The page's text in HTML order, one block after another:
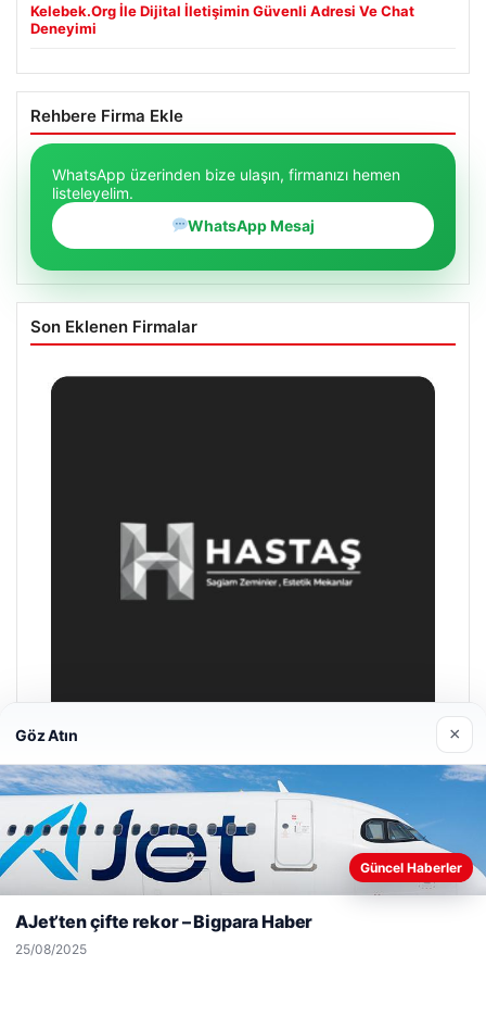
Kelebek.Org İle Dijital İletişimin Güvenli Adresi Ve Chat
Deneyimi
Rehbere Firma Ekle
WhatsApp üzerinden bize ulaşın, firmanızı hemen
listeleyelim.
WhatsApp Mesaj
Son Eklenen Firmalar
Enes Kaplan Avukatlık Bürosu
28/04/2026
Web sitemizi nasıl kullandığınızı daha iyi anlayabilmek,
deneyiminizi kişiselleştirmek ve geliştirmek amacıyla çerezler
Reddet
Göz Atın ×
Güncel Haberler
AJet’ten çifte rekor – Bigpara Haber
25/08/2025